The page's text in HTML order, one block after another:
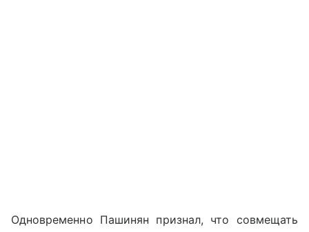
Одновременно Пашинян признал, что совмещать